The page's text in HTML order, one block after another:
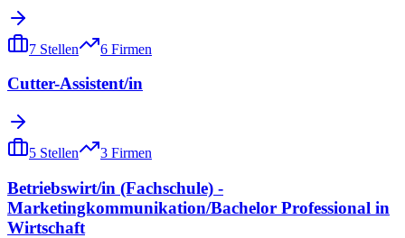
7 Stellen 6 Firmen
Cutter-Assistent/in
5 Stellen 3 Firmen
Betriebswirt/in (Fachschule) -
Marketingkommunikation/Bachelor Professional in
Wirtschaft